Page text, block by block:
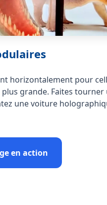
horizontalement pour
grande. Faites tourner
une voiture
en action